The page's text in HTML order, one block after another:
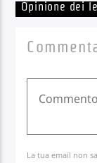
Opinione dei
La tua email non